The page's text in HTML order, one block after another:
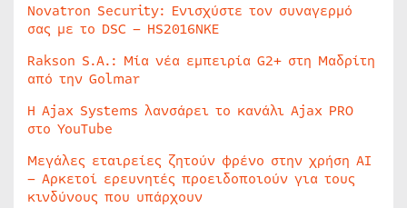
Novatron Security: Ενισχύστε τον συναγερμό
σας με το DSC – HS2016NKE
Rakson S.A.: Μία νέα εμπειρία G2+ στη Μαδρίτη
από την Golmar
Η Ajax Systems λανσάρει το κανάλι Ajax PRO
στο YouTube
Μεγάλες εταιρείες ζητούν φρένο στην χρήση AI
– Αρκετοί ερευνητές προειδοποιούν για τους
κινδύνους που υπάρχουν